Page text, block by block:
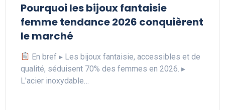
Pourquoi les bijoux fantaisie
femme tendance 2026 conquièrent
le marché
En bref ▸ Les bijoux fantaisie, accessibles et de
qualité, séduisent 70% des femmes en 2026. ▸
L'acier inoxydable…